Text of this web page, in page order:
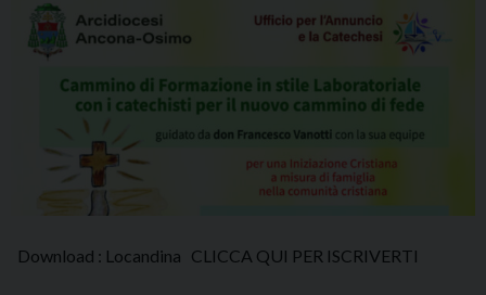
Download : Locandina CLICCA QUI PER ISCRIVERTI